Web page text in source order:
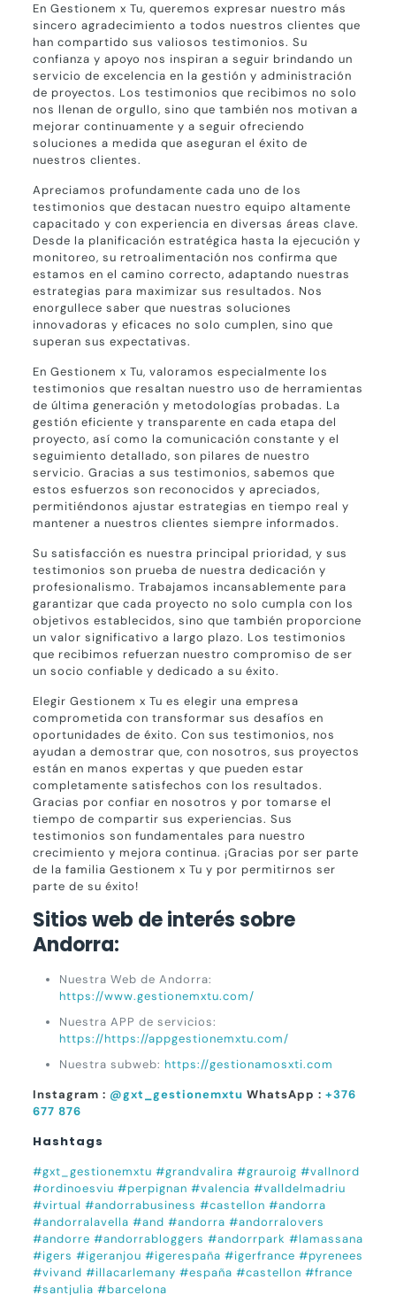
En Gestionem x Tu, queremos expresar nuestro más
sincero agradecimiento a todos nuestros clientes que
han compartido sus valiosos testimonios. Su
confianza y apoyo nos inspiran a seguir brindando un
servicio de excelencia en la gestión y administración
de proyectos. Los testimonios que recibimos no solo
nos llenan de orgullo, sino que también nos motivan a
mejorar continuamente y a seguir ofreciendo
soluciones a medida que aseguran el éxito de
nuestros clientes.
Apreciamos profundamente cada uno de los
testimonios que destacan nuestro equipo altamente
capacitado y con experiencia en diversas áreas clave.
Desde la planificación estratégica hasta la ejecución y
monitoreo, su retroalimentación nos confirma que
estamos en el camino correcto, adaptando nuestras
estrategias para maximizar sus resultados. Nos
enorgullece saber que nuestras soluciones
innovadoras y eficaces no solo cumplen, sino que
superan sus expectativas.
En Gestionem x Tu, valoramos especialmente los
testimonios que resaltan nuestro uso de herramientas
de última generación y metodologías probadas. La
gestión eficiente y transparente en cada etapa del
proyecto, así como la comunicación constante y el
seguimiento detallado, son pilares de nuestro
servicio. Gracias a sus testimonios, sabemos que
estos esfuerzos son reconocidos y apreciados,
permitiéndonos ajustar estrategias en tiempo real y
mantener a nuestros clientes siempre informados.
Su satisfacción es nuestra principal prioridad, y sus
testimonios son prueba de nuestra dedicación y
profesionalismo. Trabajamos incansablemente para
garantizar que cada proyecto no solo cumpla con los
objetivos establecidos, sino que también proporcione
un valor significativo a largo plazo. Los testimonios
que recibimos refuerzan nuestro compromiso de ser
un socio confiable y dedicado a su éxito.
Elegir Gestionem x Tu es elegir una empresa
comprometida con transformar sus desafíos en
oportunidades de éxito. Con sus testimonios, nos
ayudan a demostrar que, con nosotros, sus proyectos
están en manos expertas y que pueden estar
completamente satisfechos con los resultados.
Gracias por confiar en nosotros y por tomarse el
tiempo de compartir sus experiencias. Sus
testimonios son fundamentales para nuestro
crecimiento y mejora continua. ¡Gracias por ser parte
de la familia Gestionem x Tu y por permitirnos ser
parte de su éxito!
Sitios web de interés sobre
Andorra:
Nuestra Web de Andorra:
https://www.gestionemxtu.com/
Nuestra APP de servicios:
https://https://appgestionemxtu.com/
Nuestra subweb: https://gestionamosxti.com
Instagram : @gxt_gestionemxtu WhatsApp : +376
677 876
Hashtags
#gxt_gestionemxtu #grandvalira #grauroig #vallnord
#ordinoesviu #perpignan #valencia #valldelmadriu
#virtual #andorrabusiness #castellon #andorra
#andorralavella #and #andorra #andorralovers
#andorre #andorrabloggers #andorrpark #lamassana
#igers #igeranjou #igerespaña #igerfrance #pyrenees
#vivand #illacarlemany #españa #castellon #france
#santjulia #barcelona